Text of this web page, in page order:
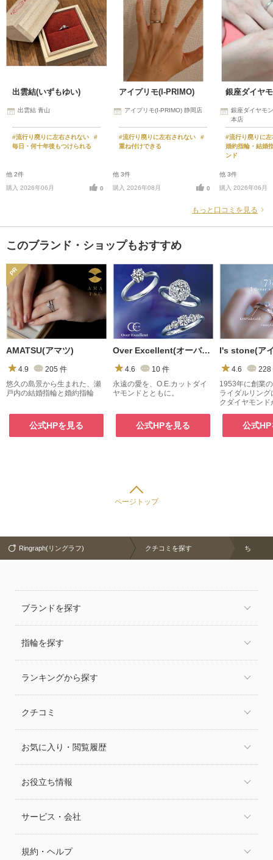
出雲結(いずもゆい)
出雲結 青山
#流行り廃りに左右されない
#
毎日・何十年後もつけられる
他 2件
購入 2026年06月
0
アイプリモ(I-PRIMO)
アイプリモ(I-PRIMO) 静岡店
#流行り廃りに左右されない
#
重ね付けできる
他 3件
購入 2026年08月
0
銀座ダイヤモ
本店
#流行り廃りに
婚約指輪・結婚
ンド
他 3件
購入 2026年06月
もっと口コミを見る
このブランド・ショップもおすすめ
AMATSU(アマツ)
4.9 205 件
悠久の島景から生まれた、瀬
戸内の結婚指輪と婚約指輪
公式HPを見る
Over Excellent(オーバーエクセレント)
4.6 10 件
永遠の愛を、O.E.カットダイ
ヤモンドとともに。
公式HPを見る
4.6
228
1953年に創業
ライダルリン
クダイヤモンド
ダイヤモンド
二人だけのリ
公式
ページトップ
Ringraph(リングラフ) クチコミを探す ち
ブランドを探す
指輪を探す
ランキングから探す
クチコミ
お気に入り・閲覧履歴
お役立ち情報
サービス・会社
規約・ヘルプ